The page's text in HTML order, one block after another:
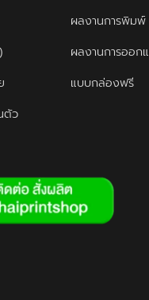
ผลงานการพิมพ์
ผลงานการออก
แบบกล่องฟรี
ตัว